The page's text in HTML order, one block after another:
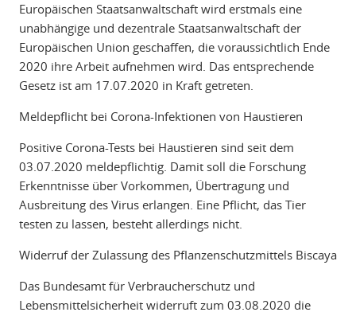
Europäischen Staatsanwaltschaft wird erstmals eine
unabhängige und dezentrale Staatsanwaltschaft der
Europäischen Union geschaffen, die voraussichtlich Ende
2020 ihre Arbeit aufnehmen wird. Das entsprechende
Gesetz ist am 17.07.2020 in Kraft getreten.
Meldepflicht bei Corona-Infektionen von Haustieren
Positive Corona-Tests bei Haustieren sind seit dem
03.07.2020 meldepflichtig. Damit soll die Forschung
Erkenntnisse über Vorkommen, Übertragung und
Ausbreitung des Virus erlangen. Eine Pflicht, das Tier
testen zu lassen, besteht allerdings nicht.
Widerruf der Zulassung des Pflanzenschutzmittels Biscaya
Das Bundesamt für Verbraucherschutz und
Lebensmittelsicherheit widerruft zum 03.08.2020 die